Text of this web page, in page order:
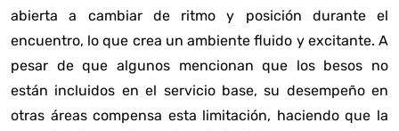
abierta a cambiar de ritmo y posición durante el
encuentro, lo que crea un ambiente fluido y excitante. A
pesar de que algunos mencionan que los besos no
están incluidos en el servicio base, su desempeño en
otras áreas compensa esta limitación, haciendo que la